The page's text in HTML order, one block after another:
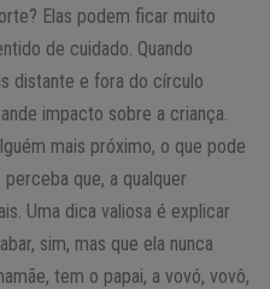
Elas podem ficar muito
de cuidado. Quando
distante e fora do círculo
impacto sobre a criança.
mais próximo, o que pode
que, a qualquer
Uma dica valiosa é explicar
sim, mas que ela nunca
tem o papai, a vovó, vovô,